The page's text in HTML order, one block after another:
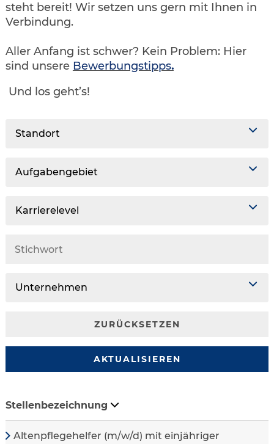
steht bereit! Wir setzen uns gern mit Ihnen in
Verbindung.
Aller Anfang ist schwer? Kein Problem: Hier
sind unsere Bewerbungstipps.
Und los geht’s!
Standort
Aufgabengebiet
Karrierelevel
Unternehmen
ZURÜCKSETZEN
AKTUALISIEREN
Stellenbezeichnung
Altenpflegehelfer (m/w/d) mit einjähriger